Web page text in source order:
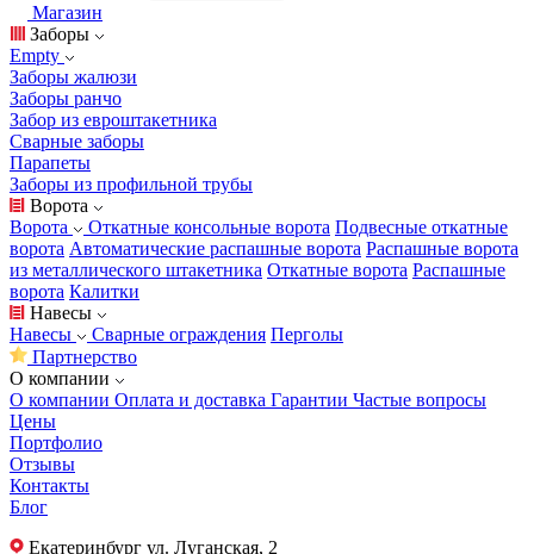
Магазин
Заборы
Empty
Заборы жалюзи
Заборы ранчо
Забор из евроштакетника
Сварные заборы
Парапеты
Заборы из профильной трубы
Ворота
Ворота
Откатные консольные ворота Подвесные откатные
ворота Автоматические распашные ворота Распашные ворота
из металлического штакетника Откатные ворота Распашные
ворота Калитки
Навесы
Навесы
Сварные ограждения Перголы
Партнерство
О компании
О компании Оплата и доставка Гарантии Частые вопросы
Цены
Портфолио
Отзывы
Контакты
Блог
Екатеринбург ул. Луганская, 2